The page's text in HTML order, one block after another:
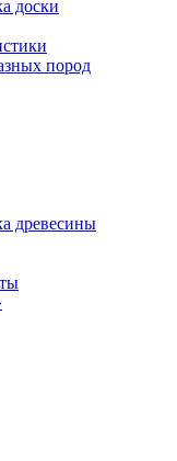
доски
пород
древесины